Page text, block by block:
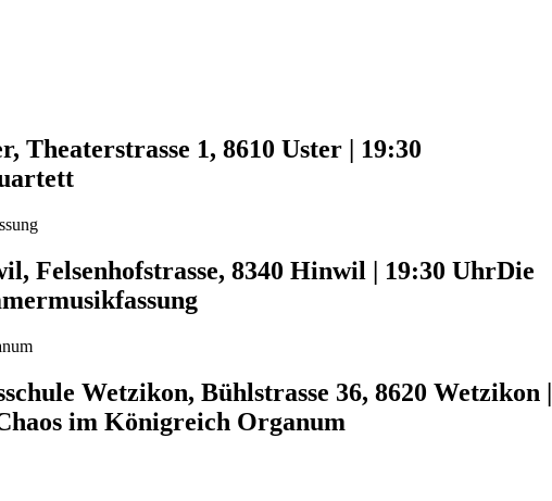
Theaterstrasse 1, 8610 Uster | 19:30
Felsenhofstrasse, 8340 Hinwil | 19:30 UhrDie
Wetzikon, Bühlstrasse 36, 8620 Wetzikon |
im Königreich Organum